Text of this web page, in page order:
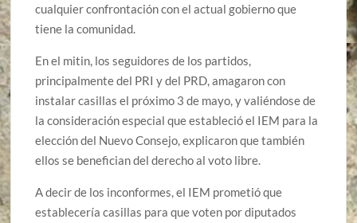
cualquier confrontación con el actual gobierno que
tiene la comunidad.
En el mitin, los seguidores de los partidos,
principalmente del PRI y del PRD, amagaron con
instalar casillas el próximo 3 de mayo, y valiéndose de
la consideración especial que estableció el IEM para la
elección del Nuevo Consejo, explicaron que también
ellos se benefician del derecho al voto libre.
A decir de los inconformes, el IEM prometió que
establecería casillas para que voten por diputados